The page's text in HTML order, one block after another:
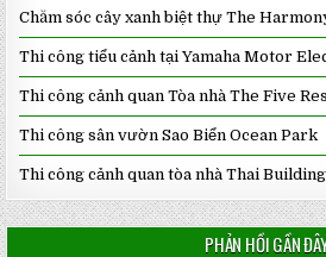
Chăm sóc cây xanh biệt thự The
Thi công tiểu cảnh tại Yamaha Motor
Thi công cảnh quan Tòa nhà The Five
Thi công sân vườn Sao Biển Ocean Park
Thi công cảnh quan tòa nhà Thai Building
PHẢN HỒI GẦN